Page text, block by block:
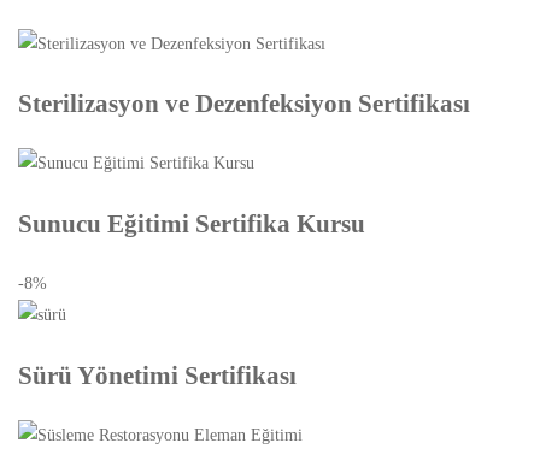
Sterilizasyon ve Dezenfeksiyon Sertifikası
Sunucu Eğitimi Sertifika Kursu
-8%
Sürü Yönetimi Sertifikası